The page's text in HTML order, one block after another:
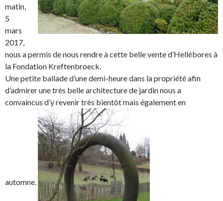
matin,
5
mars
2017,
nous a permis de nous rendre à cette belle vente d’Hellébores à
la Fondation Kreftenbroeck.
Une petite ballade d’une demi-heure dans la propriété afin
d’admirer une très belle architecture de jardin nous a
convaincus d’y revenir très bientôt mais également en
automne.